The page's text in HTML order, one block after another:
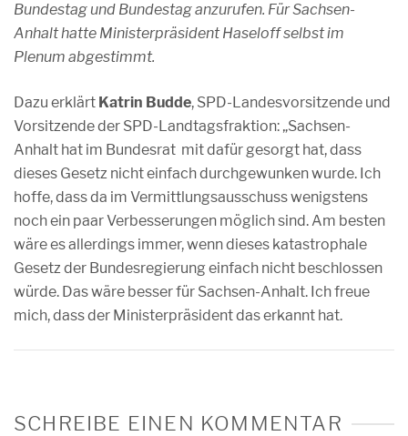
Bundestag und Bundestag anzurufen. Für Sachsen-
Anhalt hatte Ministerpräsident Haseloff selbst im
Plenum abgestimmt.
Dazu erklärt Katrin Budde, SPD-Landesvorsitzende und
Vorsitzende der SPD-Landtagsfraktion: „Sachsen-
Anhalt hat im Bundesrat mit dafür gesorgt hat, dass
dieses Gesetz nicht einfach durchgewunken wurde. Ich
hoffe, dass da im Vermittlungsausschuss wenigstens
noch ein paar Verbesserungen möglich sind. Am besten
wäre es allerdings immer, wenn dieses katastrophale
Gesetz der Bundesregierung einfach nicht beschlossen
würde. Das wäre besser für Sachsen-Anhalt. Ich freue
mich, dass der Ministerpräsident das erkannt hat.
SCHREIBE EINEN KOMMENTAR